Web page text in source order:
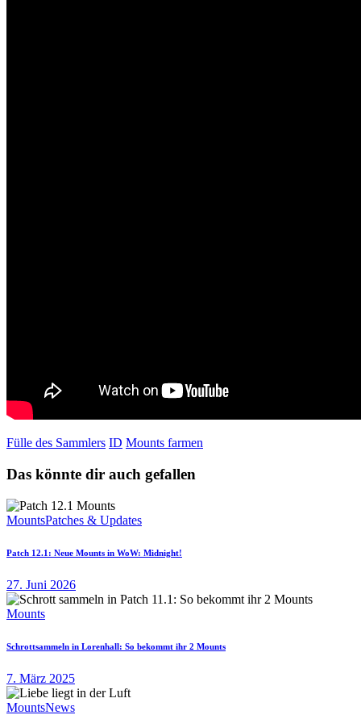
Fülle des Sammlers ID Mounts farmen
Das könnte dir auch gefallen
MountsPatches & Updates
Patch 12.1: Neue Mounts in WoW: Midnight!
27. Juni 2026
Mounts
Schrottsammeln in Lorenhall: So bekommt ihr 2 Mounts
7. März 2025
MountsNews